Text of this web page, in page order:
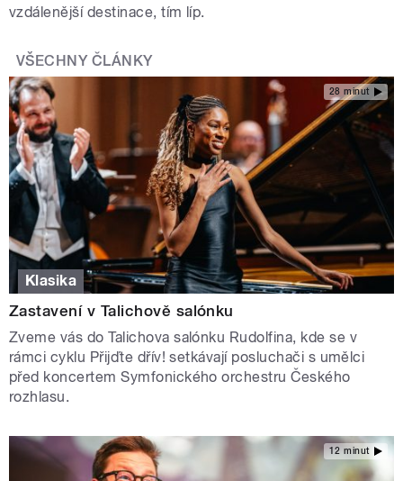
vzdálenější destinace, tím líp.
VŠECHNY ČLÁNKY
28 minut
Klasika
Zastavení v Talichově salónku
Zveme vás do Talichova salónku Rudolfina, kde se v
rámci cyklu Přijďte dřív! setkávají posluchači s umělci
před koncertem Symfonického orchestru Českého
rozhlasu.
12 minut